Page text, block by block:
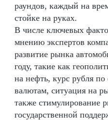
раундов, каждый на
стойке на руках.
В числе ключевых
мнению экспертов
развитие рынка
году, такие как
на нефть, курс рубля
валютам, ситуация на
также стимулирование
государственной